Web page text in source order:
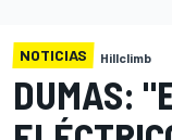
NOTICIAS Hillclimb
DUMAS: